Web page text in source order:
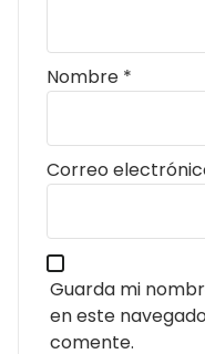
Nombre *
Correo
Guarda mi
en este
comente.